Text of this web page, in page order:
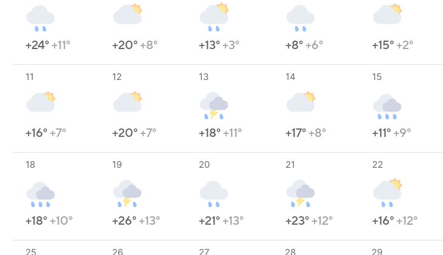
+24°+11° +20°+8° +13°+3° +8°+6° +15°+2°
11
+16°+7°
12
+20°+7°
13
+18°+11°
14
+17°+8°
15
+11°+9°
18
+18°+10°
19
+26°+13°
20
+21°+13°
21
+23°+12°
22
+16°+12°
25 26 27 28 29